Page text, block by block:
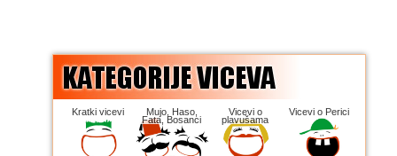
Kratki vicevi Mujo, Haso,
Fata, Bosanci
Vicevi o
plavušama
Vicevi o Perici